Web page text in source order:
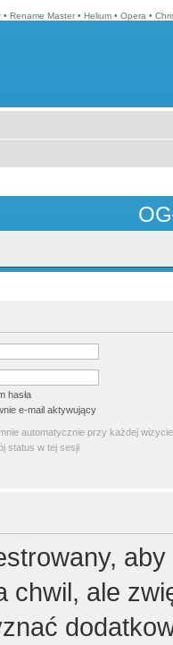
• Rename Master • Helium • Opera •
hasła
e-mail aktywujący
automatycznie przy każdej wizycie
status w tej sesji
chwil, ale